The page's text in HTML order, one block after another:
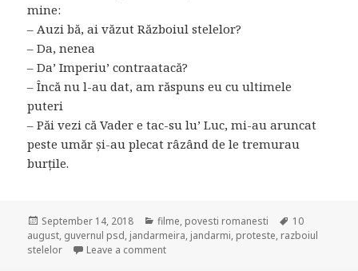
mine:
– Auzi bă, ai văzut Războiul stelelor?
– Da, nenea
– Da’ Imperiu’ contraatacă?
– Încă nu l-au dat, am răspuns eu cu ultimele
puteri
– Păi vezi că Vader e tac-su lu’ Luc, mi-au aruncat
peste umăr și-au plecat râzând de le tremurau
burțile.
Posted
on
September 14, 2018 Categories
filme, povesti romanesti Tags
10
august, guvernul psd, jandarmeira, jandarmi, proteste, razboiul
stelelor
Leave a comment